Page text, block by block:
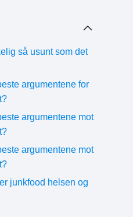
så usunt som det
argumentene for
argumentene mot
argumentene mot
junkfood helsen og